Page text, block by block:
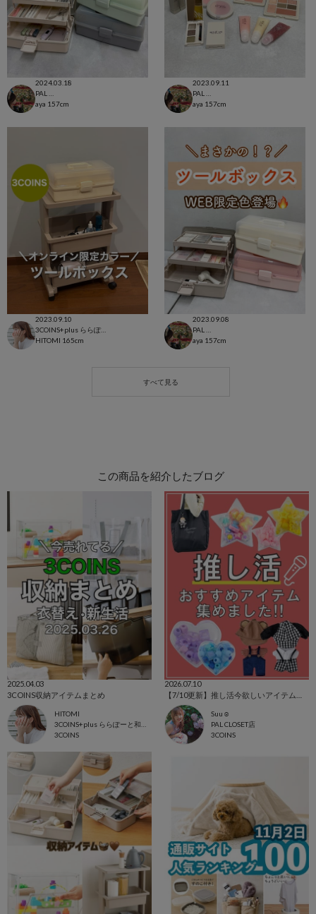
2024.03.18
aya 157cm
2023.09.11
aya 157cm
2023.09.10
HITOMI 165cm
2023.09.08
aya 157cm
この商品を紹介したブログ
2025.04.03
3COINS収納アイテムまとめ
HITOMI
3COINS
2026.07.10
Suu☺︎
PAL CLOSET店
3COINS